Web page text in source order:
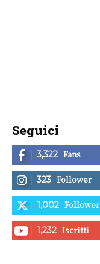
Seguici
3,322 Fans
323 Follower
1,002 Follower
1,232 Iscritti